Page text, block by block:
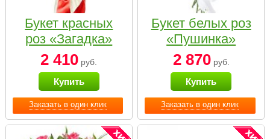
Заказать в один клик
Букет красных
роз «Загадка»
2 410 руб.
Купить
Заказать в один клик
Букет белых роз
«Пушинка»
2 870руб.
Купить